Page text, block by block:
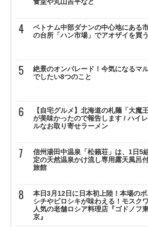
ベトナム中部ダナンの中心地にある
の台所「ハン市場」でアオザイを買う
絶景のオンパレード！今気になるマ
でしたい8つのこと
【自宅グルメ】北海道の札麺「大魔王
が美味かったので報告します / ハイ
ルなお取り寄せラーメン
信州湯田中温泉「松籟荘」は、1日5
定の天然温泉かけ流し専用露天風呂
旅館
本日3月12日に日本初上陸！本場の
シチやピロシキが味わえる！モスク
人気の老舗ロシア料理店『ゴドノフ
京』